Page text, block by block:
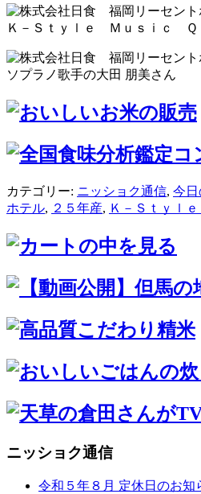
Ｋ－Ｓｔｙｌｅ Ｍｕｓｉｃ Ｑ
ソプラノ歌手の大田 朋美さん
カテゴリー: ニッショク通信, 今日
ホテル, ２５年産, Ｋ－Ｓｔｙｌ
ニッショク通信
令和５年８月 定休日のお知